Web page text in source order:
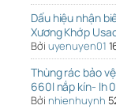
Dấu hiệu nhận
Xương Khớp
Bởi uyenuyen01
Thùng rác bảo
660l nắp kín- lh
Bởi nhienhuynh